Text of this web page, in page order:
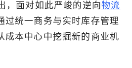
，面对如此严峻的逆向物流
过统一商务与实时库存管理
成本中心中挖掘新的商业机